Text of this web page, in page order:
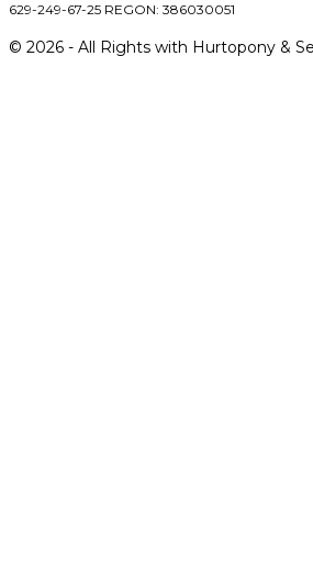
629-249-67-25 REGON: 386030051
© 2026 - All Rights with Hurtopony &